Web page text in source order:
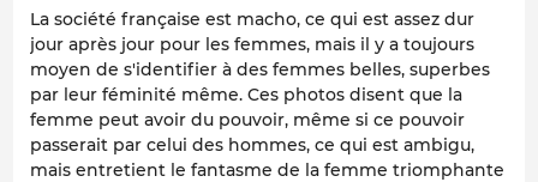
La société française est macho, ce qui est assez dur
jour après jour pour les femmes, mais il y a toujours
moyen de s'identifier à des femmes belles, superbes
par leur féminité même. Ces photos disent que la
femme peut avoir du pouvoir, même si ce pouvoir
passerait par celui des hommes, ce qui est ambigu,
mais entretient le fantasme de la femme triomphante